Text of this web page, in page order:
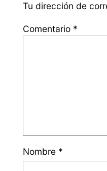
Tu dirección de
Comentario *
Nombre *